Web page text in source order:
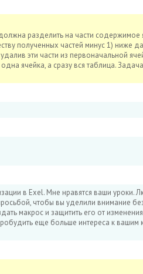
разделить на части содержимое
полученных частей минус 1) ниже
эти части из первоначальной
ячейка, а сразу вся таблица.
в Exel. Мне нравятся ваши уроки.
чтобы вы уделили внимание
макрос и защитить его от
еще больше интереса к вашим